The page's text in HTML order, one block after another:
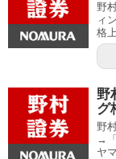
野
ィ
格
野
グ
野
→
ヤ